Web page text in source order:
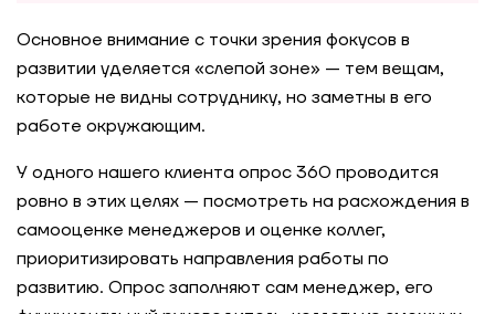
Основное внимание с точки зрения фокусов в
развитии уделяется «слепой зоне» — тем вещам,
которые не видны сотруднику, но заметны в его
работе окружающим.
У одного нашего клиента опрос 360 проводится
ровно в этих целях — посмотреть на расхождения в
самооценке менеджеров и оценке коллег,
приоритизировать направления работы по
развитию. Опрос заполняют сам менеджер, его